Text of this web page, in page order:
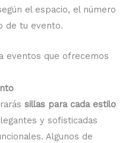
el espacio, el número
de tu evento.
eventos que ofrecemos
sillas para cada estilo
y sofisticadas
Algunos de